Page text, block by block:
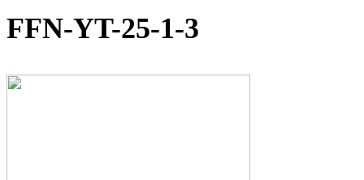
FFN-YT-25-1-3